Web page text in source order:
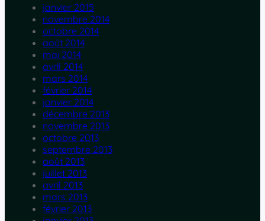
janvier 2015
novembre 2014
octobre 2014
août 2014
mai 2014
avril 2014
mars 2014
février 2014
janvier 2014
décembre 2013
novembre 2013
octobre 2013
septembre 2013
août 2013
juillet 2013
avril 2013
mars 2013
février 2013